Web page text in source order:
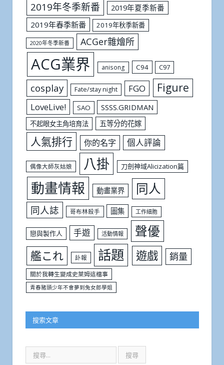
2019年冬季新番
2019年夏季新番
2019年春季新番
2019年秋季新番
2020年冬季新番 ACGer雜燴所
ACG業界 anisong C94 C97
cosplay Fate/stay night FGO Figure
LoveLive! SAO SSSS.GRIDMAN
不起眼女主角培育法 五等分的花嫁
人氣排行 你的名字 個人評論
偶像大師灰姑娘 八掛 刀劍神域Alicization篇
動畫情報 動畫業界 同人
同人誌 哥布林殺手 圖集 工作細胞
戀與製作人 手遊 活動情報 聲優
艦これ 訃報 話題 遊戲 銷量
關於我轉生變成史萊姆這檔事
青春豬頭少年不會夢到兔女郎學姐
搜索文章